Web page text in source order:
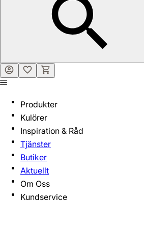
Produkter
Kulörer
Inspiration & Råd
Tjänster
Butiker
Aktuellt
Om Oss
Kundservice